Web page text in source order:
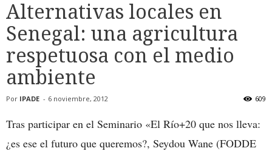
Alternativas locales en
Senegal: una agricultura
respetuosa con el medio
ambiente
Por IPADE - 6 noviembre, 2012 609
Tras participar en el Seminario «El Río+20 que nos lleva:
¿es ese el futuro que queremos?, Seydou Wane (FODDE